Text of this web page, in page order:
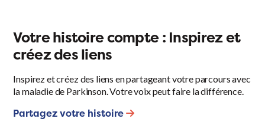
Votre histoire compte : Inspirez et
créez des liens
Inspirez et créez des liens en partageant votre parcours avec
la maladie de Parkinson. Votre voix peut faire la différence.
Partagez votre histoire